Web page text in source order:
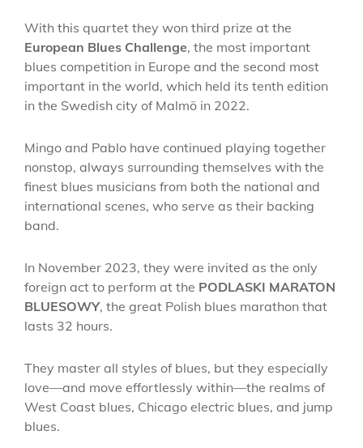
With this quartet they won third prize at the
European Blues Challenge, the most important
blues competition in Europe and the second most
important in the world, which held its tenth edition
in the Swedish city of Malmö in 2022.
Mingo and Pablo have continued playing together
nonstop, always surrounding themselves with the
finest blues musicians from both the national and
international scenes, who serve as their backing
band.
In November 2023, they were invited as the only
foreign act to perform at the PODLASKI MARATON
BLUESOWY, the great Polish blues marathon that
lasts 32 hours.
They master all styles of blues, but they especially
love—and move effortlessly within—the realms of
West Coast blues, Chicago electric blues, and jump
blues.